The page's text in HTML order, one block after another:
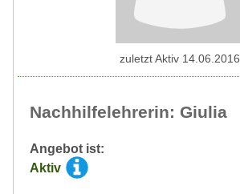
Nachhilfelehrerin: Giulia
Angebot ist:
Aktiv
zuletzt Aktiv 14.06.2016